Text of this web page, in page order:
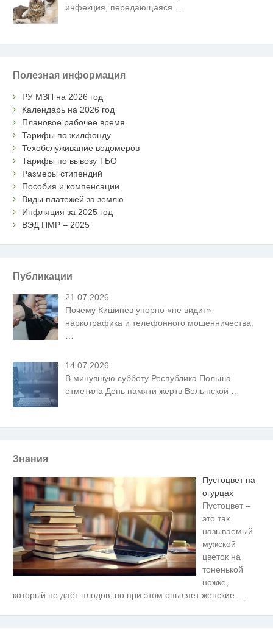
инфекция, передающаяся …
Полезная информация
РУ МЗП на 2026 год
Календарь на 2026 год
Плановое рабочее время
Тарифы по жилфонду
Техобслуживание водомеров
Тарифы по вывозу ТБО
Размеры стипендий
Пособия и компенсации
Виды платежей за землю
Инфляция за 2025 год
ВЭД ПМР – 2025
Публикации
21.07.2026
Почему Кишинев упорно «не видит»
наркотрафика и телефонного мошенничества,
…
14.07.2026
В минувшую субботу Республика Польша
отметила День памяти жертв Волынской
Знания
Пустоцвет на
огурцах
Пустоцвет –
это так
называемый
мужской
цветок на
тоненькой
ножке,
который не даёт плодов, но при этом опыляет женские …
а смеяться вы будете долго